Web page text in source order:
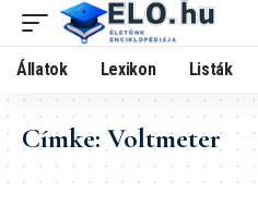
Állatok Lexikon Listák
Címke:Voltmeter